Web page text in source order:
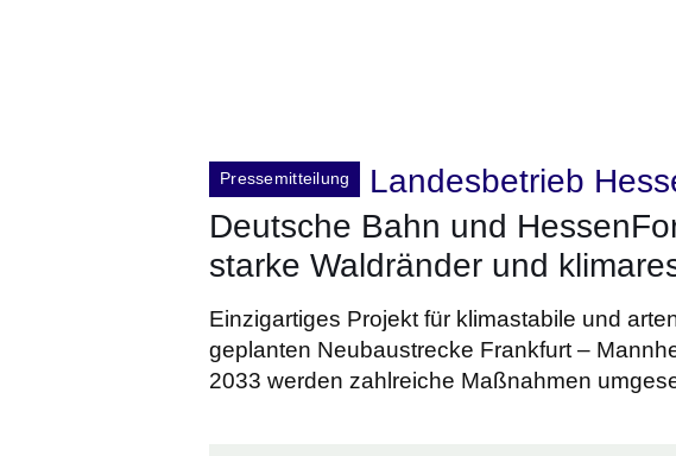
Pressemitteilung
Landesbetrieb
Deutsche Bahn und
starke Waldränder und
Einzigartiges Projekt für klimastabile und
geplanten Neubaustrecke Frankfurt –
2033 werden zahlreiche Maßnahmen